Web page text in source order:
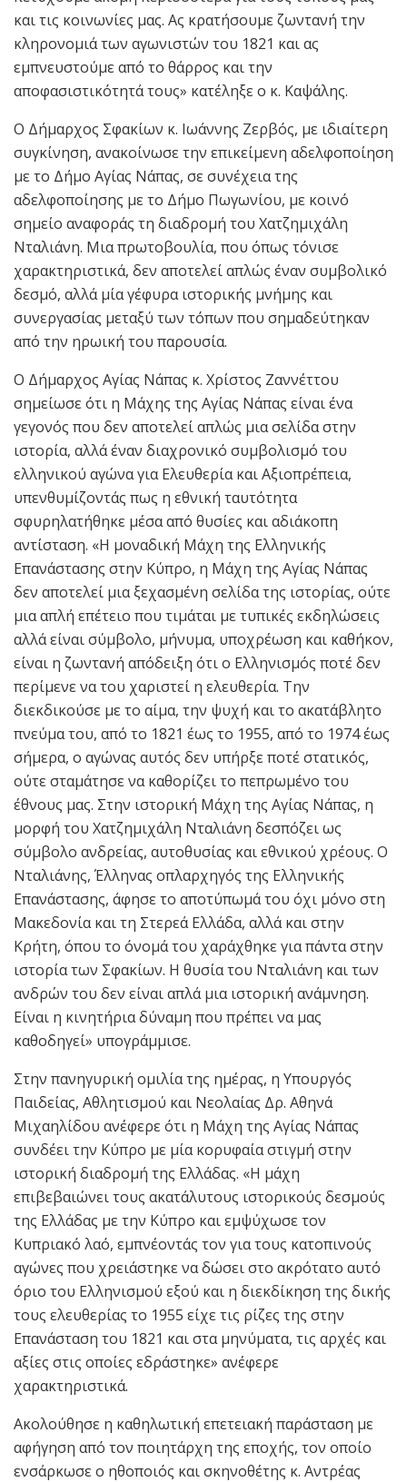
και τις κοινωνίες μας. Ας κρατήσουμε ζωντανή την
κληρονομιά των αγωνιστών του 1821 και ας
εμπνευστούμε από το θάρρος και την
αποφασιστικότητά τους» κατέληξε ο κ. Καψάλης.
Ο Δήμαρχος Σφακίων κ. Ιωάννης Ζερβός, με ιδιαίτερη
συγκίνηση, ανακοίνωσε την επικείμενη αδελφοποίηση
με το Δήμο Αγίας Νάπας, σε συνέχεια της
αδελφοποίησης με το Δήμο Πωγωνίου, με κοινό
σημείο αναφοράς τη διαδρομή του Χατζημιχάλη
Νταλιάνη. Μια πρωτοβουλία, που όπως τόνισε
χαρακτηριστικά, δεν αποτελεί απλώς έναν συμβολικό
δεσμό, αλλά μία γέφυρα ιστορικής μνήμης και
συνεργασίας μεταξύ των τόπων που σημαδεύτηκαν
από την ηρωική του παρουσία.
Ο Δήμαρχος Αγίας Νάπας κ. Χρίστος Ζαννέττου
σημείωσε ότι η Μάχης της Αγίας Νάπας είναι ένα
γεγονός που δεν αποτελεί απλώς μια σελίδα στην
ιστορία, αλλά έναν διαχρονικό συμβολισμό του
ελληνικού αγώνα για Ελευθερία και Αξιοπρέπεια,
υπενθυμίζοντάς πως η εθνική ταυτότητα
σφυρηλατήθηκε μέσα από θυσίες και αδιάκοπη
αντίσταση. «Η μοναδική Μάχη της Ελληνικής
Επανάστασης στην Κύπρο, η Μάχη της Αγίας Νάπας
δεν αποτελεί μια ξεχασμένη σελίδα της ιστορίας, ούτε
μια απλή επέτειο που τιμάται με τυπικές εκδηλώσεις
αλλά είναι σύμβολο, μήνυμα, υποχρέωση και καθήκον,
είναι η ζωντανή απόδειξη ότι ο Ελληνισμός ποτέ δεν
περίμενε να του χαριστεί η ελευθερία. Την
διεκδικούσε με το αίμα, την ψυχή και το ακατάβλητο
πνεύμα του, από το 1821 έως το 1955, από το 1974 έως
σήμερα, ο αγώνας αυτός δεν υπήρξε ποτέ στατικός,
ούτε σταμάτησε να καθορίζει το πεπρωμένο του
έθνους μας. Στην ιστορική Μάχη της Αγίας Νάπας, η
μορφή του Χατζημιχάλη Νταλιάνη δεσπόζει ως
σύμβολο ανδρείας, αυτοθυσίας και εθνικού χρέους. Ο
Νταλιάνης, Έλληνας οπλαρχηγός της Ελληνικής
Επανάστασης, άφησε το αποτύπωμά του όχι μόνο στη
Μακεδονία και τη Στερεά Ελλάδα, αλλά και στην
Κρήτη, όπου το όνομά του χαράχθηκε για πάντα στην
ιστορία των Σφακίων. Η θυσία του Νταλιάνη και των
ανδρών του δεν είναι απλά μια ιστορική ανάμνηση.
Είναι η κινητήρια δύναμη που πρέπει να μας
καθοδηγεί» υπογράμμισε.
Στην πανηγυρική ομιλία της ημέρας, η Υπουργός
Παιδείας, Αθλητισμού και Νεολαίας Δρ. Αθηνά
Μιχαηλίδου ανέφερε ότι η Μάχη της Αγίας Νάπας
συνδέει την Κύπρο με μία κορυφαία στιγμή στην
ιστορική διαδρομή της Ελλάδας. «Η μάχη
επιβεβαιώνει τους ακατάλυτους ιστορικούς δεσμούς
της Ελλάδας με την Κύπρο και εμψύχωσε τον
Κυπριακό λαό, εμπνέοντάς τον για τους κατοπινούς
αγώνες που χρειάστηκε να δώσει στο ακρότατο αυτό
όριο του Ελληνισμού εξού και η διεκδίκηση της δικής
τους ελευθερίας το 1955 είχε τις ρίζες της στην
Επανάσταση του 1821 και στα μηνύματα, τις αρχές και
αξίες στις οποίες εδράστηκε» ανέφερε
χαρακτηριστικά.
Ακολούθησε η καθηλωτική επετειακή παράσταση με
αφήγηση από τον ποιητάρχη της εποχής, τον οποίο
ενσάρκωσε ο ηθοποιός και σκηνοθέτης κ. Αντρέας